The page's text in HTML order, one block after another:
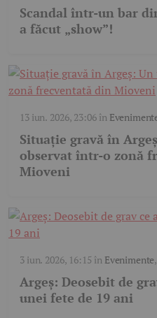
Scandal într-un bar
a făcut „show”!
13 iun. 2026, 23:06în
Situație gravă în
observat într-o zonă
Mioveni
3 iun. 2026, 16:15 în Evenimente
Argeș: Deosebit de
unei fete de 19 ani